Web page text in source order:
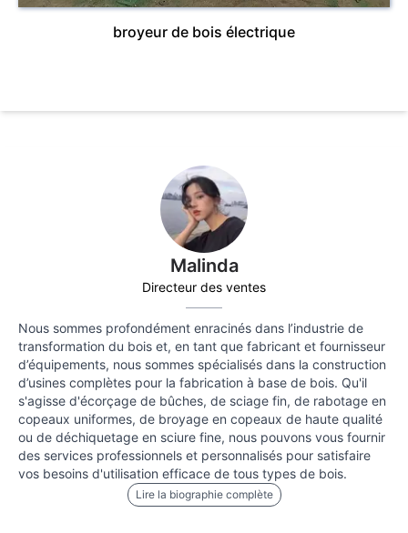
Malinda
Directeur des ventes
Nous sommes profondément enracinés dans l’industrie de
transformation du bois et, en tant que fabricant et fournisseur
d’équipements, nous sommes spécialisés dans la construction
d’usines complètes pour la fabrication à base de bois. Qu'il
s'agisse d'écorçage de bûches, de sciage fin, de rabotage en
copeaux uniformes, de broyage en copeaux de haute qualité
ou de déchiquetage en sciure fine, nous pouvons vous fournir
des services professionnels et personnalisés pour satisfaire
vos besoins d'utilisation efficace de tous types de bois.
Lire la biographie complète
broyeur de bois électrique